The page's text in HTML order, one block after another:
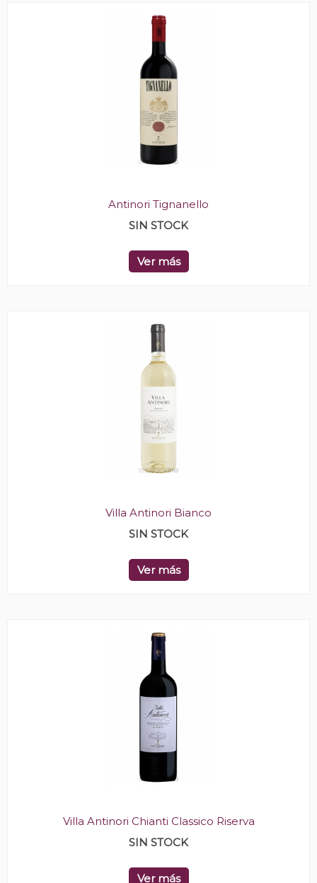
Antinori Tignanello
SIN STOCK
Ver más
Villa Antinori Bianco
SIN STOCK
Ver más
Villa Antinori Chianti Classico Riserva
SIN STOCK
Ver más